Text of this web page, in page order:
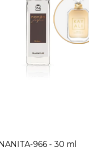
NANITA-966 - 30 ml